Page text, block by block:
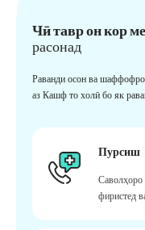
Чӣ тавр он кор
расонад
Раванди осон ва шаффофро
аз Кашф то холӣ бо як
Пурсиш
Саволҳоро
фиристед